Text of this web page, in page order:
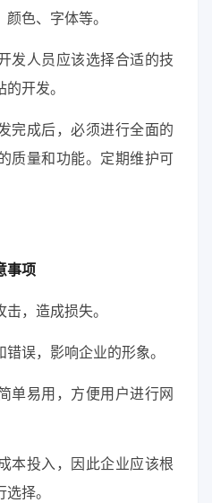
色、字体等。
发人员应该选择合适的技
开发。
完成后，必须进行全面的
质量和功能。定期维护可
事项
，造成损失。
误，影响企业的形象。
单易用，方便用户进行网
本投入，因此企业应该根
择。